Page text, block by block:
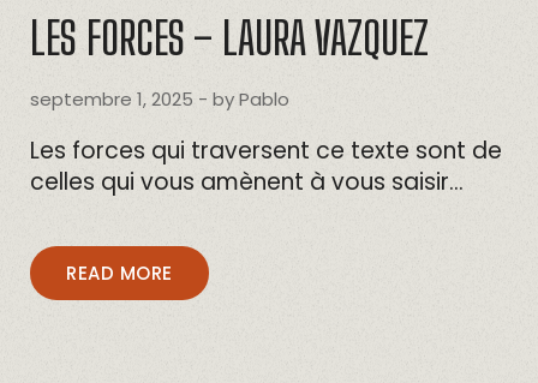
LES FORCES – LAURA VAZQUEZ
septembre 1, 2025 - byPablo
Les forces qui traversent ce texte sont de
celles qui vous amènent à vous saisir…
READ MORE